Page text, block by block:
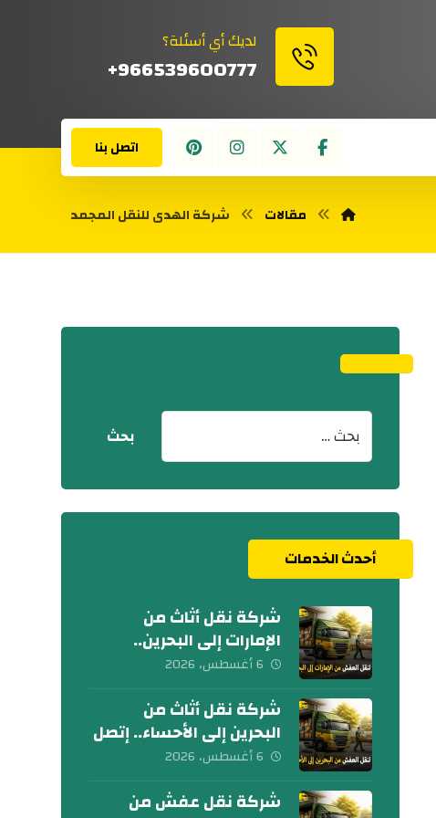
لديك أي أسئلة؟
966539600777+
اتصل بنا
مقالات شركة الهدى للنقل المجمد
أحدث الخدمات
شركة نقل أثاث من
الإمارات إلى البحرين..
كلمنا الآن
6 أغسطس، 2026
شركة نقل أثاث من
البحرين إلى الأحساء.. إتصل
بنا الآن
6 أغسطس، 2026
شركة نقل عفش من